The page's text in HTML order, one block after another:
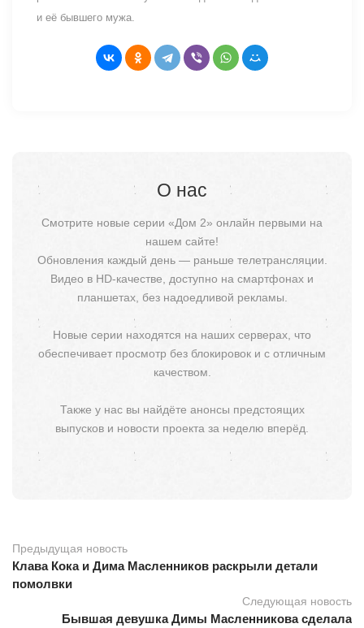
и её бывшего мужа.
О нас
Смотрите новые серии «Дом 2» онлайн первыми на
нашем сайте!
Обновления каждый день — раньше телетрансляции.
Видео в HD-качестве, доступно на смартфонах и
планшетах, без надоедливой рекламы.
Новые серии находятся на наших серверах, что
обеспечивает просмотр без блокировок и с отличным
качеством.
Также у нас вы найдёте анонсы предстоящих
выпусков и новости проекта за неделю вперёд.
Предыдущая новость
Клава Кока и Дима Масленников раскрыли детали
помолвки
Следующая новость
Бывшая девушка Димы Масленникова сделала